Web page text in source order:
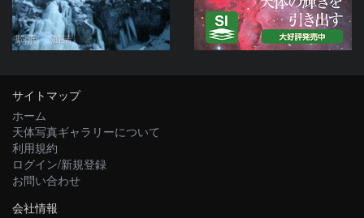
駒沢 満晴
サイトマップ
ホーム
天体写真ギャラリーについて
利用規約
ログイン/新規登録
お問い合わせ
会社情報